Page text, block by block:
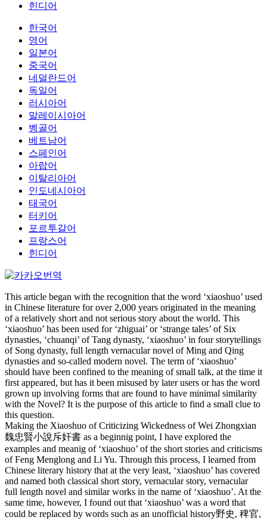
힌디어
한국어
영어
일본어
중국어
네덜란드어
독일어
러시아어
말레이시아어
벵골어
베트남어
스페인어
아랍어
이탈리아어
인도네시아어
태국어
터키어
포르투갈어
프랑스어
힌디어
This article began with the recognition that the word ‘xiaoshuo’ used
in Chinese literature for over 2,000 years originated in the meaning
of a relatively short and not serious story about the world. This
‘xiaoshuo’ has been used for ‘zhiguai’ or ‘strange tales’ of Six
dynasties, ‘chuanqi’ of Tang dynasty, ‘xiaoshuo’ in four storytellings
of Song dynasty, full length vernacular novel of Ming and Qing
dynasties and so-called modern novel. The term of ‘xiaoshuo’
should have been confined to the meaning of small talk, at the time it
first appeared, but has it been misused by later users or has the word
grown up involving forms that are found to have minimal similarity
with the Novel? It is the purpose of this article to find a small clue to
this question.
Making the Xiaoshuo of Criticizing Wickedness of Wei Zhongxian
魏忠賢小說斥奸書 as a beginnig point, I have explored the
examples and meanig of ‘xiaoshuo’ of the short stories and criticisms
of Feng Menglong and Li Yu. Through this process, I learned from
Chinese literary history that at the very least, ‘xiaoshuo’ has covered
and named both classical short story, vernacular story, vernacular
full length novel and similar works in the name of ‘xiaoshuo’. At the
same time, however, I found out that ‘xiaoshuo’ was a word that
could be replaced by words such as an unofficial history野史, 稗官,